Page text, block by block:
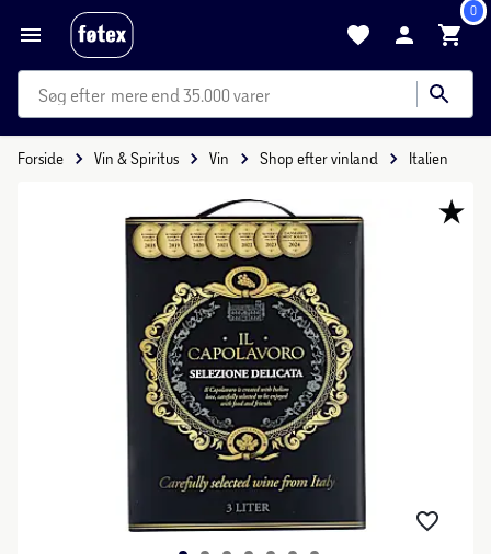
0
mere end 35.000 varer
Forside Vin & Spiritus Vin Shop efter vinland Italien